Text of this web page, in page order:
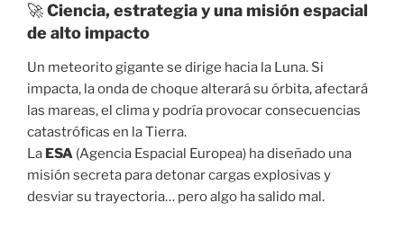
🚀Ciencia, estrategia y una misión espacial
de alto impacto
Un meteorito gigante se dirige hacia la Luna. Si
impacta, la onda de choque alterará su órbita, afectará
las mareas, el clima y podría provocar consecuencias
catastróficas en la Tierra.
La ESA (Agencia Espacial Europea) ha diseñado una
misión secreta para detonar cargas explosivas y
desviar su trayectoria… pero algo ha salido mal.